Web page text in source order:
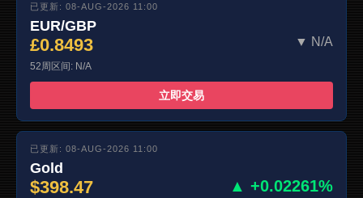
已更新: 08-AUG-2026 11:00
EUR/GBP
£0.8493 ▼ N/A
52周区间: N/A
立即交易
已更新: 08-AUG-2026 11:00
Gold
$398.47 ▲ +0.02261%